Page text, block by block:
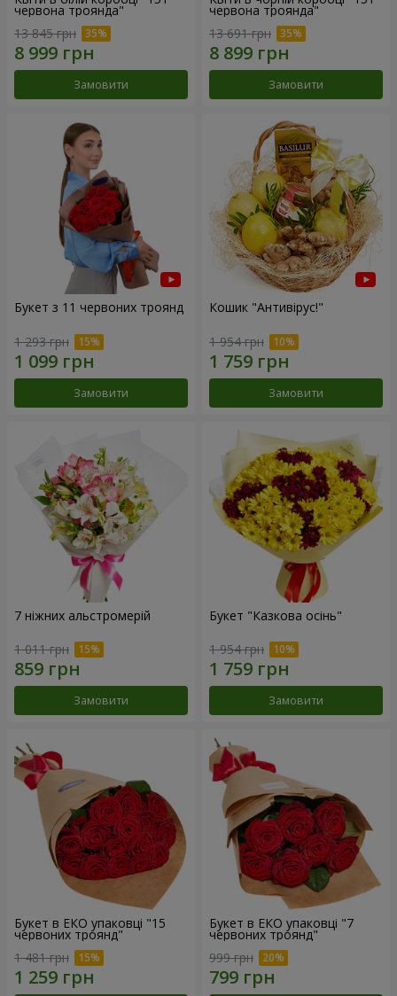
червона троянда"
13 845 грн
Замовити
червона троянда"
13 691 грн
Замовити
Букет з 11 червоних троянд
1 293 грн
Замовити
Кошик "Антивірус!"
1 954 грн
Замовити
7 ніжних альстромерій
1 011 грн
Замовити
Букет "Казкова осінь"
1 954 грн
Замовити
Букет в ЕКО упаковці "15
червоних троянд"
1 481 грн
Букет в ЕКО упаковці "7
червоних троянд"
999 грн